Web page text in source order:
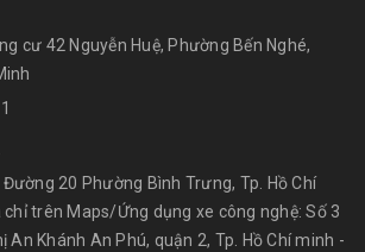
cư 42 Nguyễn Huệ, Phường Bến Nghé,
20 Phường Bình Trưng, Tp. Hồ Chí
chỉ trên Maps/Ứng dụng xe công nghệ: Số 3
An Khánh An Phú, quận 2, Tp. Hồ Chí minh -